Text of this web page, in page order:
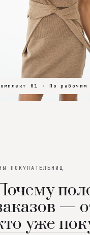
01 · По рабочим
Комплект 02 · В зал
Комплект 03 · На
ПОКУПАТЕЛЬНИЦ
—
уже